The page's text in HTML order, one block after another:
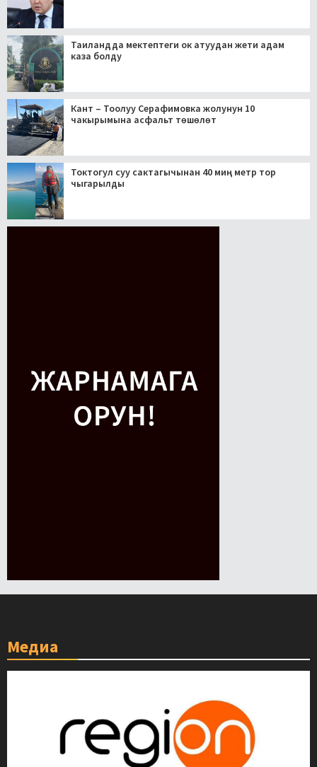
Таиландда мектептеги ок атуудан жети адам
каза болду
Кант – Тоолуу Серафимовка жолунун 10
чакырымына асфальт төшөлөт
Токтогул суу сактагычынан 40 миң метр тор
чыгарылды
Медиа